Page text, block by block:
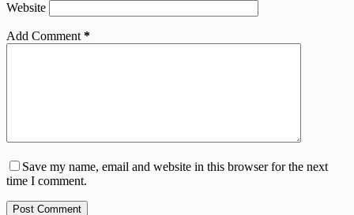
Website
Add Comment *
Save my name, email and website in this browser for the next
time I comment.
Post Comment